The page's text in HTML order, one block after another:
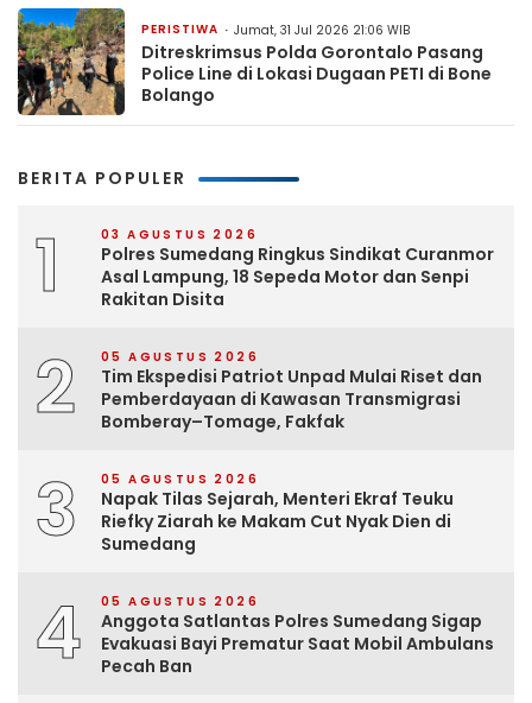
PERISTIWA Jumat, 31 Jul 2026 21:06 WIB
Ditreskrimsus Polda Gorontalo Pasang
Police Line di Lokasi Dugaan PETI di Bone
Bolango
BERITA POPULER
1 03 AGUSTUS 2026
Polres Sumedang Ringkus Sindikat Curanmor
Asal Lampung, 18 Sepeda Motor dan Senpi
Rakitan Disita
2 05 AGUSTUS 2026
Tim Ekspedisi Patriot Unpad Mulai Riset dan
Pemberdayaan di Kawasan Transmigrasi
Bomberay–Tomage, Fakfak
3 05 AGUSTUS 2026
Napak Tilas Sejarah, Menteri Ekraf Teuku
Riefky Ziarah ke Makam Cut Nyak Dien di
Sumedang
4 05 AGUSTUS 2026
Anggota Satlantas Polres Sumedang Sigap
Evakuasi Bayi Prematur Saat Mobil Ambulans
Pecah Ban